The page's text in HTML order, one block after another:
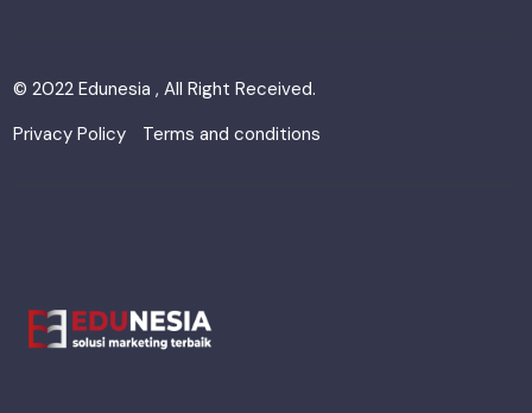
© 2022 Edunesia , All Right Received.
Privacy Policy
Terms and conditions